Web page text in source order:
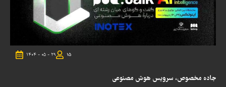
15 ۱۴۰۴ - ۰۵ - ۲۹
جاده مخصوص، سرویس هوش مصنوعی